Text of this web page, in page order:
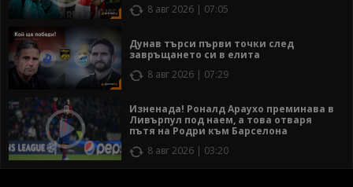
8 авг 2026 | 07:05
Дунав търси първи точки след
завръщането си в елита
8 авг 2026 | 07:29
Изненада! Роналд Араухо преминава в
Ливърпул под наем, а това отваря
пътя на Родри към Барселона
8 авг 2026 | 03:20